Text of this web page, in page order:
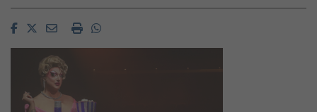
FacebookTwitterEmailImprimirWhatsapp